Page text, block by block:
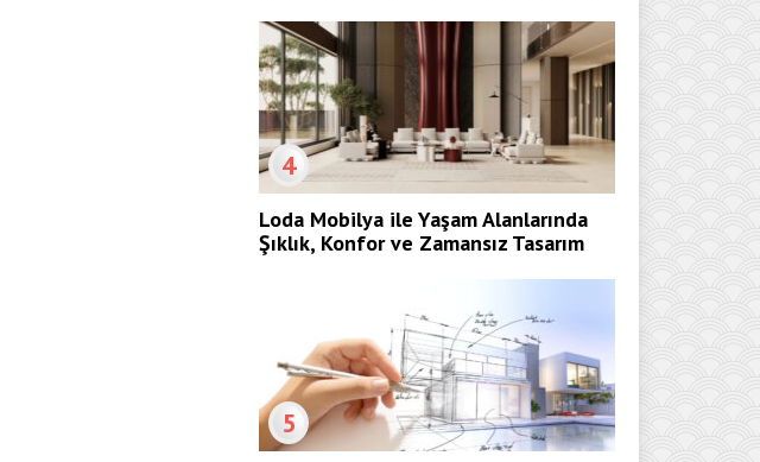
4
Loda Mobilya ile Yaşam Alanlarında
Şıklık, Konfor ve Zamansız Tasarım
5